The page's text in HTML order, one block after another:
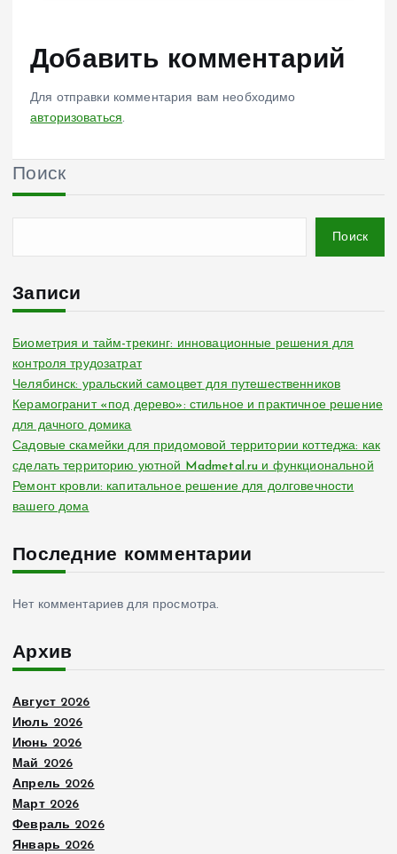
Добавить комментарий
Для отправки комментария вам необходимо
авторизоваться.
Поиск
Поиск
Записи
Биометрия и тайм-трекинг: инновационные решения для
контроля трудозатрат
Челябинск: уральский самоцвет для путешественников
Керамогранит «под дерево»: стильное и практичное решение
для дачного домика
Садовые скамейки для придомовой территории коттеджа: как
сделать территорию уютной Madmetal.ru и функциональной
Ремонт кровли: капитальное решение для долговечности
вашего дома
Последние комментарии
Нет комментариев для просмотра.
Архив
Август 2026
Июль 2026
Июнь 2026
Май 2026
Апрель 2026
Март 2026
Февраль 2026
Январь 2026